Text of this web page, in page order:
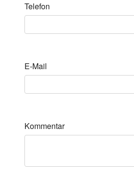
Telefon
E-Mail
Kommentar